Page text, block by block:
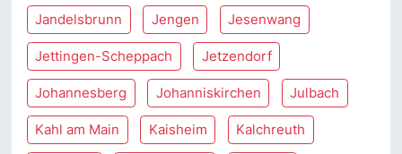
Jandelsbrunn Jengen Jesenwang
Jettingen-Scheppach Jetzendorf
Johannesberg Johanniskirchen Julbach
Kahl am Main Kaisheim Kalchreuth